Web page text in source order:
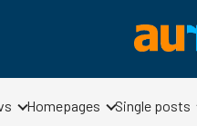
Homepages Single posts